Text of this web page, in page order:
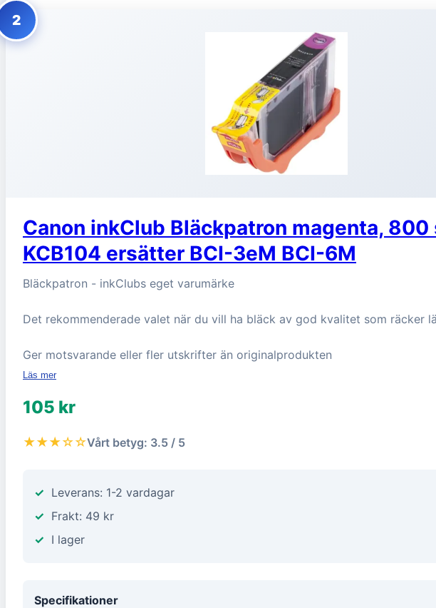
2
Canon inkClub Bläckpatron magenta, 800
KCB104 ersätter BCI-3eM BCI-6M
Bläckpatron - inkClubs eget varumärke
Det rekommenderade valet när du vill ha bläck av god kvalitet som räcker
Ger motsvarande eller fler utskrifter än originalprodukten
Läs mer
105 kr
★★★☆☆Vårt betyg: 3.5 / 5
Leverans: 1-2 vardagar
Frakt: 49 kr
I lager
Specifikationer